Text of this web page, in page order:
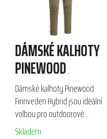
DÁMSKÉ KALHOTY
PINEWOOD
FINNVEDEN HYBRID
Dámské kalhoty Pinewood
Finnveden Hybrid jsou ideální
volbou pro outdoorové
aktivity a lov. Vyrobené z
Skladem